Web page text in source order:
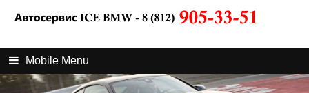
Mobile Menu